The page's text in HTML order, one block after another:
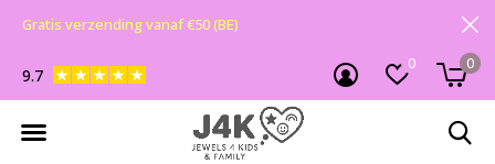
0 0
9.7
Gratis verzending vanaf €50 (BE)